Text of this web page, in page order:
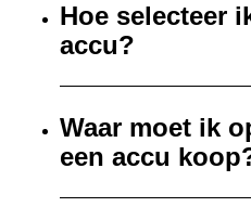
Hoe selecteer
accu?
Waar moet ik
een accu